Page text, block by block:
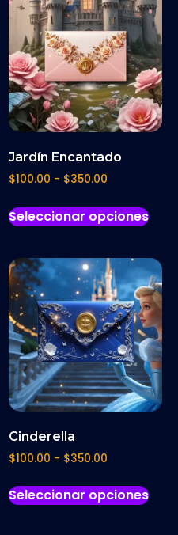
Jardín Encantado
$100.00 - $350.00
Seleccionar opciones
Cinderella
$100.00 - $350.00
Seleccionar opciones